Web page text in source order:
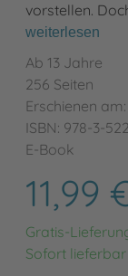
vorstellen.
weiterlesen
Ab 13 Jahre
256 Seiten
Erschienen
ISBN: 978-3-
E-Book
11,99
Gratis-
Sofort lieferbar